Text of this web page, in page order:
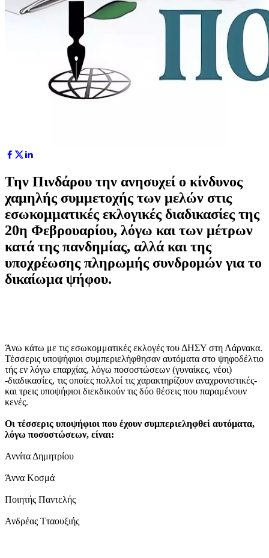
Την Πινδάρου την ανησυχεί ο κίνδυνος
χαμηλής συμμετοχής των μελών στις
εσωκομματικές εκλογικές διαδικασίες της
20η Φεβρουαρίου, λόγω και των μέτρων
κατά της πανδημίας, αλλά και της
υποχρέωσης πληρωμής συνδρομών για το
δικαίωμα ψήφου.
Άνω κάτω με τις εσωκομματικές εκλογές του ΔΗΣΥ στη Λάρνακα.
Τέσσερις υποψήφιοι συμπεριελήφθησαν αυτόματα στο ψηφοδέλτιο
τής εν λόγω επαρχίας, λόγω ποσοστώσεων (γυναίκες, νέοι)
-διαδικασίες, τις οποίες πολλοί τις χαρακτηρίζουν αναχρονιστικές-
και τρεις υποψήφιοι διεκδικούν τις δύο θέσεις που παραμένουν
κενές.
Οι τέσσερις υποψήφιοι που έχουν συμπεριεληφθεί αυτόματα,
λόγω ποσοστώσεων, είναι:
Αννίτα Δημητρίου
Άννα Κοσμά
Ποιητής Παντελής
Ανδρέας Τταουξιής